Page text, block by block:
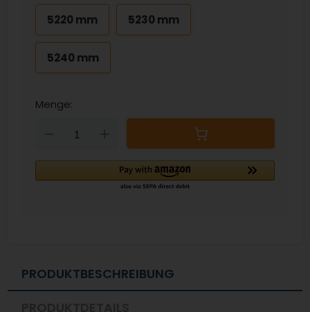
5220 mm 5230 mm
5240 mm
Menge:
Down
PRODUKTBESCHREIBUNG